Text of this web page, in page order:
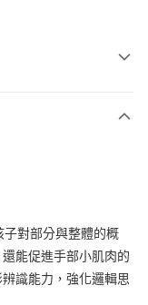
對部分與整體的概
能促進手部小肌肉的
識能力，強化邏輯思